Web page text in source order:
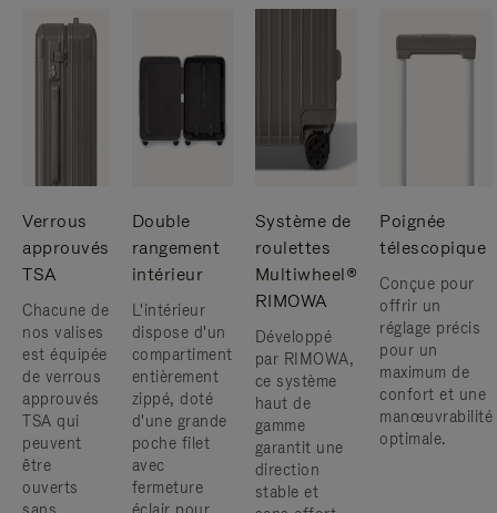
Verrous
approuvés
TSA
Chacune de
nos valises
est équipée
de verrous
approuvés
TSA qui
peuvent
être
ouverts
Double
rangement
intérieur
L'intérieur
dispose d'un
compartiment
entièrement
zippé, doté
d'une grande
poche filet
avec
fermeture
Système de
roulettes
Multiwheel®
RIMOWA
Développé
par RIMOWA,
ce système
haut de
gamme
garantit une
direction
stable et
Poignée
télescopique
Conçue pour
offrir un
réglage précis
pour un
maximum de
confort et une
manœuvrabilité
optimale.